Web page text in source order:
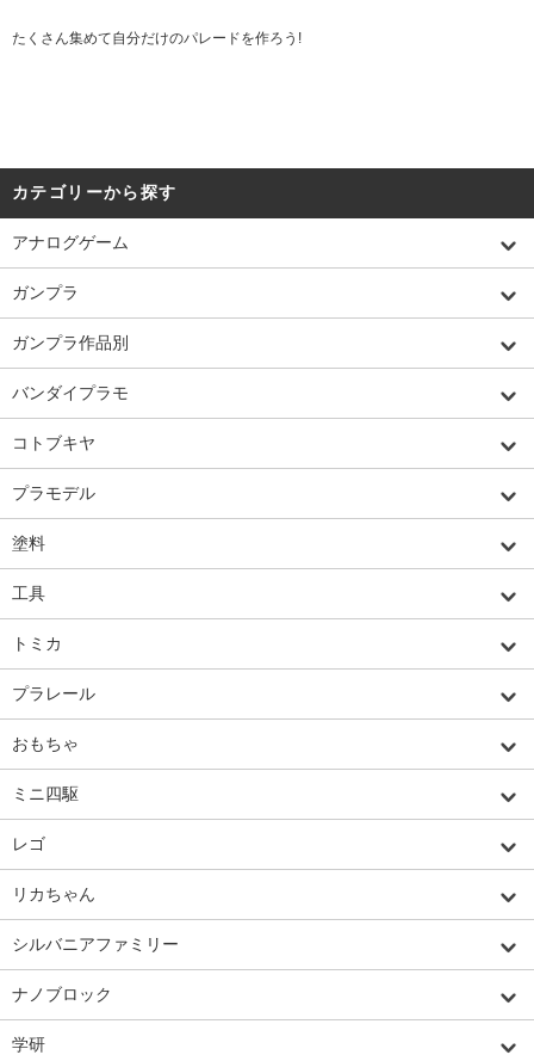
たくさん集めて自分だけのパレードを作ろう!
カテゴリーから探す
アナログゲーム
ガンプラ
ガンプラ作品別
バンダイプラモ
コトブキヤ
プラモデル
塗料
工具
トミカ
プラレール
おもちゃ
ミニ四駆
レゴ
リカちゃん
シルバニアファミリー
ナノブロック
学研